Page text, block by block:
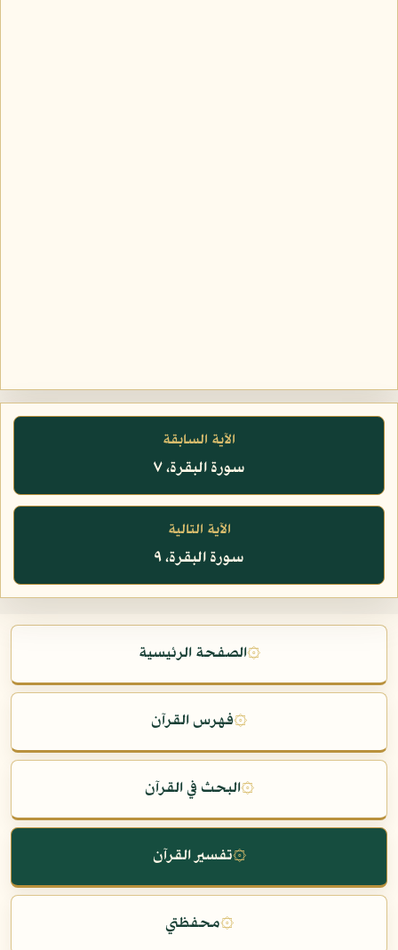
الآية السابقة
سورة البقرة، ٧
الآية التالية
سورة البقرة، ٩
۞الصفحة الرئيسية
۞فهرس القرآن
۞البحث في القرآن
۞تفسير القرآن
۞محفظتي